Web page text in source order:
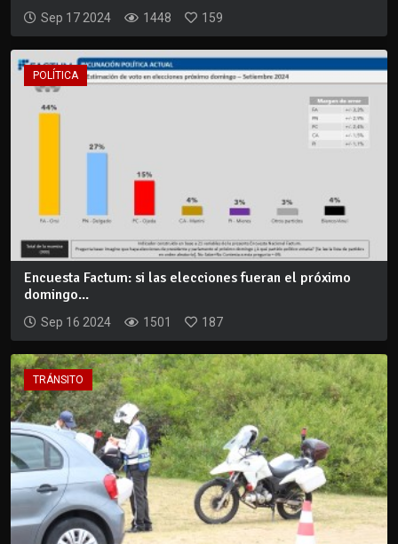
Sep 17 2024 1448 159
POLÍTICA
Encuesta Factum: si las elecciones fueran el próximo
domingo...
Sep 16 2024 1501 187
TRÁNSITO